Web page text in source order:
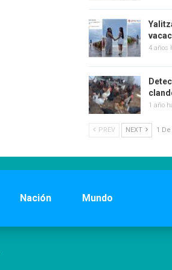
4 años
1 año
PREV NEXT 1
Nación Mundo